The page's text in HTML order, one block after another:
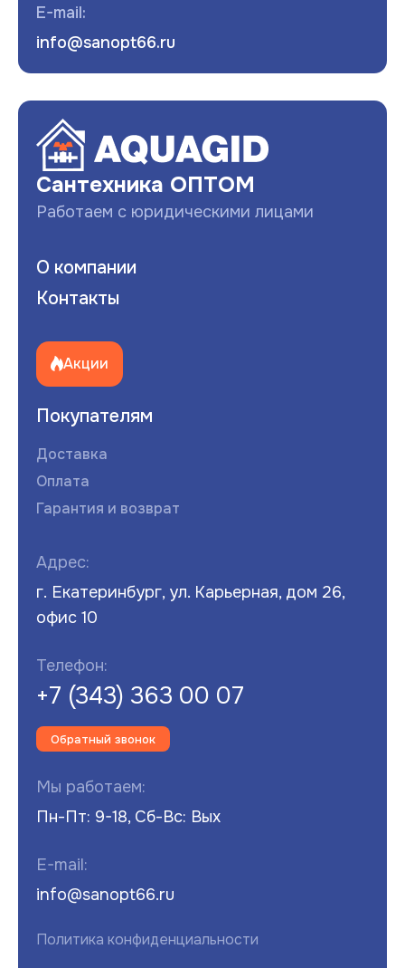
E-mail:
info@sanopt66.ru
Сантехника ОПТОМ
Работаем с юридическими лицами
О компании
Контакты
Акции
Покупателям
Доставка
Оплата
Гарантия и возврат
Адрес:
г. Екатеринбург, ул. Карьерная, дом 26,
офис 10
Телефон:
+7 (343) 363 00 07
Обратный звонок
Мы работаем:
Пн-Пт: 9-18, Сб-Вс: Вых
E-mail:
info@sanopt66.ru
Политика конфиденциальности